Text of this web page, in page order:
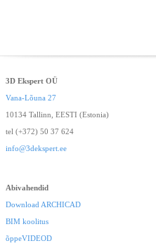
3D Ekspert OÜ
Vana-Lõuna 27
10134 Tallinn, EESTI (Estonia)
tel (+372) 50 37 624
info@3dekspert.ee
Abivahendid
Download ARCHICAD
BIM koolitus
õppeVIDEOD